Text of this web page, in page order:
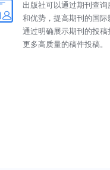
出版社可以通过期刊查
和优势，提高期刊的国际
通过明确展示期刊的投稿
更多高质量的稿件投稿。